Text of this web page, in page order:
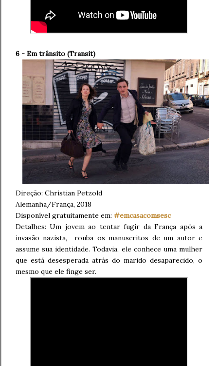
6 - Em trânsito (Transit)
Direção: Christian Petzold
Alemanha/França, 2018
Disponível gratuitamente em: #emcasacomsesc
Detalhes: Um jovem ao tentar fugir da França após a
invasão nazista, rouba os manuscritos de um autor e
assume sua identidade. Todavia, ele conhece uma mulher
que está desesperada atrás do marido desaparecido, o
mesmo que ele finge ser.